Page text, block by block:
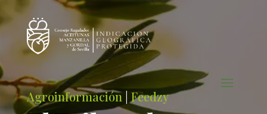
Agroinformación Feedzy